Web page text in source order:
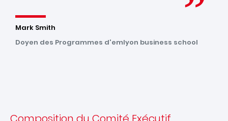
Mark Smith
Doyen des Programmes d'emlyon business school